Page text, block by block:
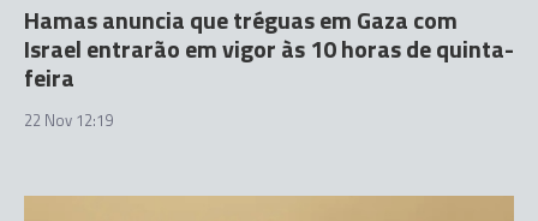
Hamas anuncia que tréguas em Gaza com
Israel entrarão em vigor às 10 horas de quinta-
feira
22 Nov 12:19